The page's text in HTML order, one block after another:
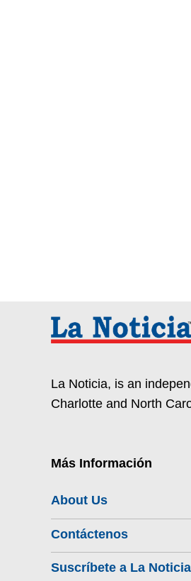
La Noticia, is an
Charlotte and North
Más Información
About Us
Contáctenos
Suscríbete a La